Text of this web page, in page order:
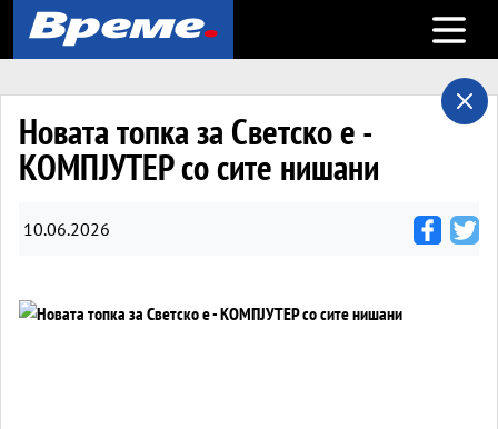
Open
Новата топка за Светско е -
КОМПЈУТЕР со сите нишани
10.06.2026